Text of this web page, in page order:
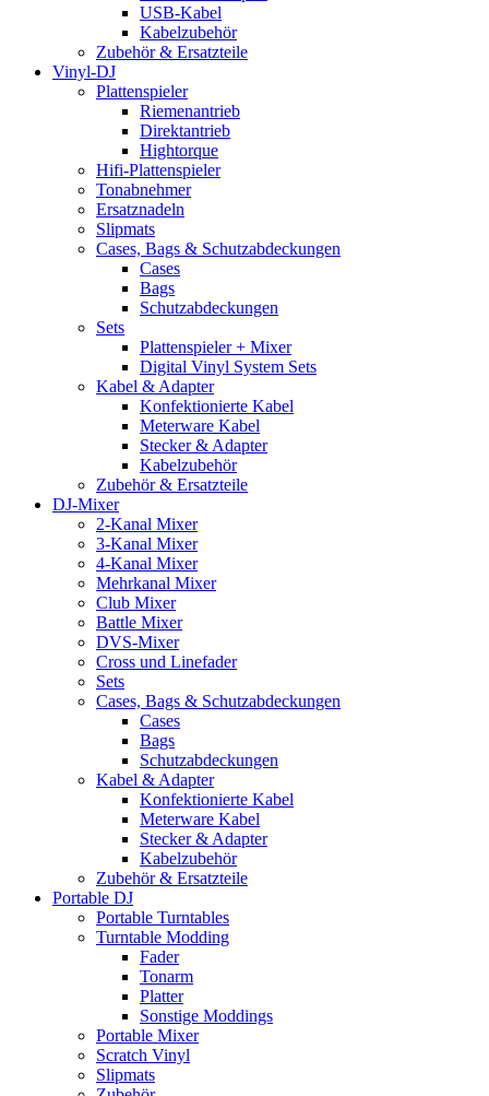
USB-Kabel
Kabelzubehör
Zubehör & Ersatzteile
Vinyl-DJ
Plattenspieler
Riemenantrieb
Direktantrieb
Hightorque
Hifi-Plattenspieler
Tonabnehmer
Ersatznadeln
Slipmats
Cases, Bags & Schutzabdeckungen
Cases
Bags
Schutzabdeckungen
Sets
Plattenspieler + Mixer
Digital Vinyl System Sets
Kabel & Adapter
Konfektionierte Kabel
Meterware Kabel
Stecker & Adapter
Kabelzubehör
Zubehör & Ersatzteile
DJ-Mixer
2-Kanal Mixer
3-Kanal Mixer
4-Kanal Mixer
Mehrkanal Mixer
Club Mixer
Battle Mixer
DVS-Mixer
Cross und Linefader
Sets
Cases, Bags & Schutzabdeckungen
Cases
Bags
Schutzabdeckungen
Kabel & Adapter
Konfektionierte Kabel
Meterware Kabel
Stecker & Adapter
Kabelzubehör
Zubehör & Ersatzteile
Portable DJ
Portable Turntables
Turntable Modding
Fader
Tonarm
Platter
Sonstige Moddings
Portable Mixer
Scratch Vinyl
Slipmats